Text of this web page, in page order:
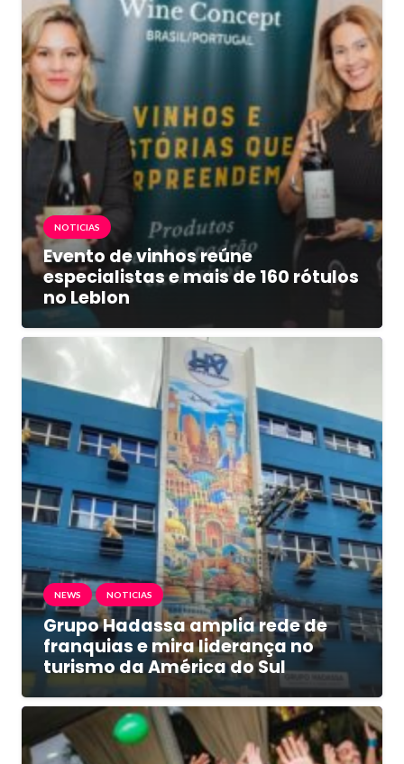
NOTICIAS
Evento de vinhos reúne
especialistas e mais de 160 rótulos
no Leblon
NEWS NOTICIAS
Grupo Hadassa amplia rede de
franquias e mira liderança no
turismo da América do Sul